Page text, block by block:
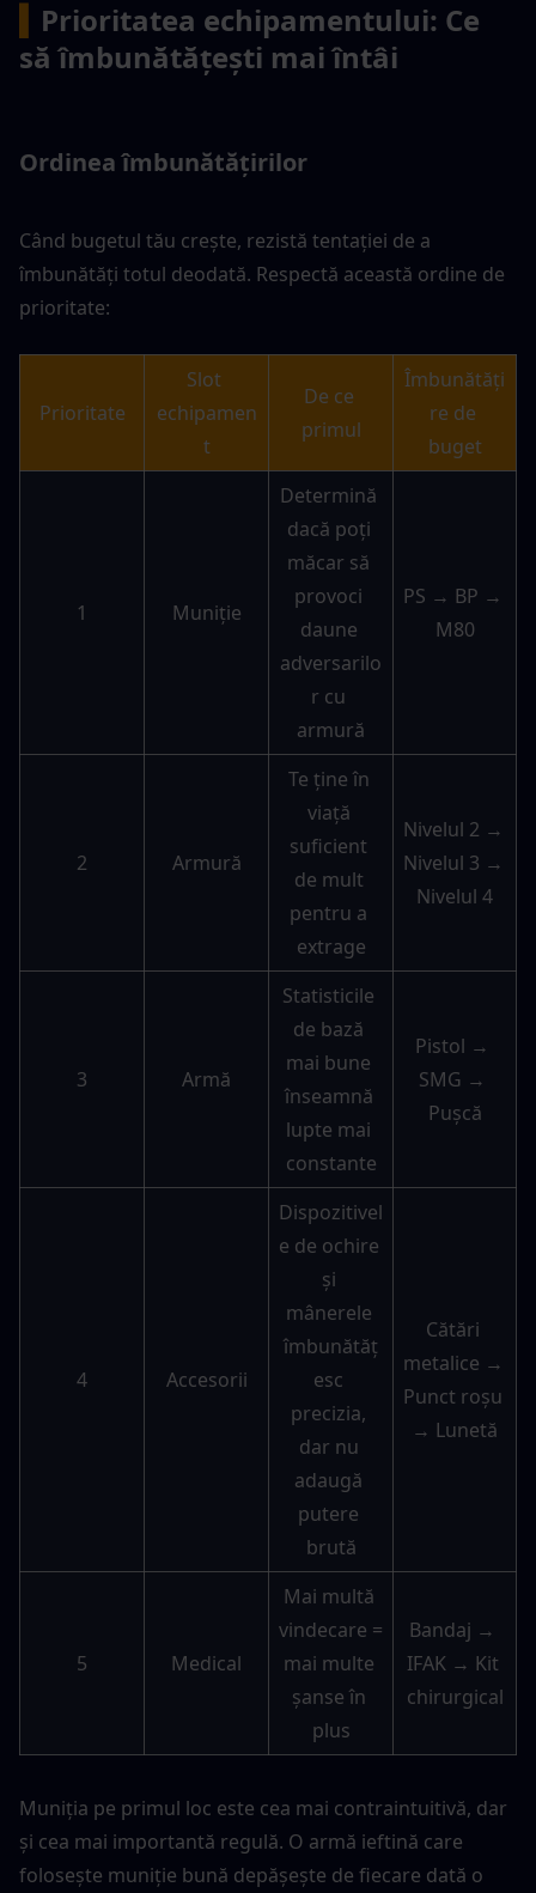
Prioritatea echipamentului: Ce
să îmbunătățești mai întâi
Ordinea îmbunătățirilor
Când bugetul tău crește, rezistă tentației de a
îmbunătăți totul deodată. Respectă această ordine de
prioritate:
Prioritate
Slot
echipamen
t
De ce
primul
Îmbunătăți
re de
buget
1 Muniție
Determină
dacă poți
măcar să
provoci
daune
adversarilo
r cu
armură
PS → BP →
M80
2 Armură
Te ține în
viață
suficient
de mult
pentru a
extrage
Nivelul 2 →
Nivelul 3 →
Nivelul 4
3 Armă
Statisticile
de bază
mai bune
înseamnă
lupte mai
constante
Pistol →
SMG →
Pușcă
4 Accesorii
Dispozitivel
e de ochire
și
mânerele
îmbunătăț
esc
precizia,
dar nu
adaugă
putere
brută
Cătări
metalice →
Punct roșu
→ Lunetă
5 Medical
Mai multă
vindecare =
mai multe
șanse în
plus
Bandaj →
IFAK → Kit
chirurgical
Muniția pe primul loc este cea mai contraintuitivă, dar
și cea mai importantă regulă. O armă ieftină care
folosește muniție bună depășește de fiecare dată o